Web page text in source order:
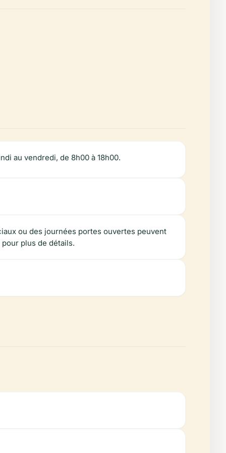
au vendredi, de 8h00 à 18h00.
ou des journées portes ouvertes peuvent
plus de détails.